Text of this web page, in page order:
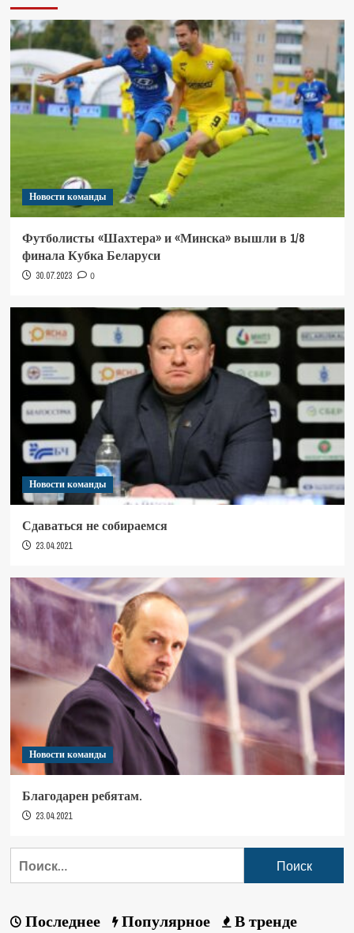
Новости команды
Футболисты «Шахтера» и «Минска» вышли в 1/8
финала Кубка Беларуси
30.07.2023 0
Новости команды
Сдаваться не собираемся
23.04.2021
Новости команды
Благодарен ребятам.
23.04.2021
Последнее Популярное В тренде